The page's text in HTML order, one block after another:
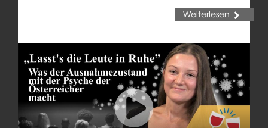
Weiterlesen